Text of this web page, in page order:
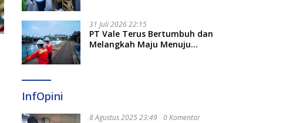
31 Juli 2026 22:15
PT Vale Terus Bertumbuh dan
Melangkah Maju Menuju
InfOpini
8 Agustus 2025 23:49 0 Komentar